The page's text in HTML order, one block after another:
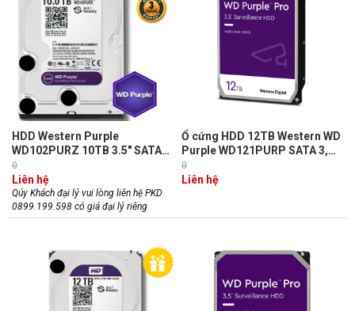
HDD Western Purple
WD102PURZ 10TB 3.5" SATA
3/ 256MB Cache/ 7200RPM
dòng ổ cứng chuyên dụng cho
camera (chính hãng)
0
Liên hệ
Qúy Khách đại lý vui lòng liên hệ PKD
0899.199.598 có giá đại lý riêng
Ổ cứng HDD 12TB Western WD
Purple WD121PURP SATA 3,
vòng quay 7200RPM, Cache
256MB
0
Liên hệ